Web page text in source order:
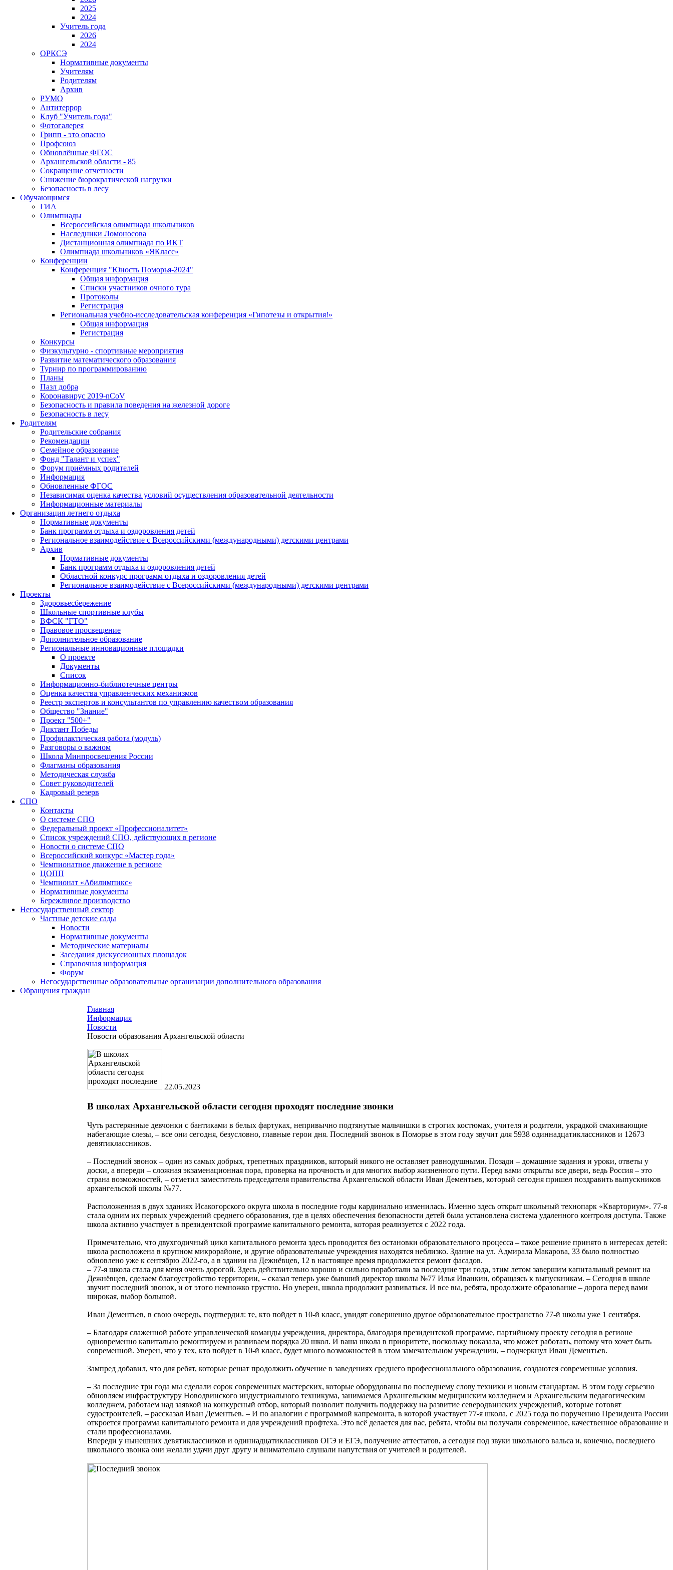
2025
2024
Учитель года
2026
2024
ОРКСЭ
Нормативные документы
Учителям
Родителям
Архив
РУМО
Антитеррор
Клуб "Учитель года"
Фотогалерея
Грипп - это опасно
Профсоюз
Обновлённые ФГОС
Архангельской области - 85
Сокращение отчетности
Снижение бюрократической нагрузки
Безопасность в лесу
Обучающимся
ГИА
Олимпиады
Всероссийская олимпиада школьников
Наследники Ломоносова
Дистанционная олимпиада по ИКТ
Олимпиада школьников «ЯКласс»
Конференции
Конференция "Юность Поморья-2024"
Общая информация
Списки участников очного тура
Протоколы
Регистрация
Региональная учебно-исследовательская конференция «Гипотезы и открытия!»
Общая информация
Регистрация
Конкурсы
Физкультурно - спортивные мероприятия
Развитие математического образования
Турнир по программированию
Планы
Пазл добра
Коронавирус 2019-nCoV
Безопасность и правила поведения на железной дороге
Безопасность в лесу
Родителям
Родительские собрания
Рекомендации
Семейное образование
Фонд "Талант и успех"
Форум приёмных родителей
Информация
Обновленные ФГОС
Независимая оценка качества условий осуществления образовательной деятельности
Информационные материалы
Организация летнего отдыха
Нормативные документы
Банк программ отдыха и оздоровления детей
Региональное взаимодействие с Всероссийскими (международными) детскими центрами
Архив
Нормативные документы
Банк программ отдыха и оздоровления детей
Областной конкурс программ отдыха и оздоровления детей
Региональное взаимодействие с Всероссийскими (международными) детскими центрами
Проекты
Здоровьесбережение
Школьные спортивные клубы
ВФСК "ГТО"
Правовое просвещение
Дополнительное образование
Региональные инновационные площадки
О проекте
Документы
Список
Информационно-библиотечные центры
Оценка качества управленческих механизмов
Реестр экспертов и консультантов по управлению качеством образования
Общество "Знание"
Проект "500+"
Диктант Победы
Профилактическая работа (модуль)
Разговоры о важном
Школа Минпросвещения России
Флагманы образования
Методическая служба
Совет руководителей
Кадровый резерв
СПО
Контакты
О системе СПО
Федеральный проект «Профессионалитет»
Список учреждений СПО, действующих в регионе
Новости о системе СПО
Всероссийский конкурс «Мастер года»
Чемпионатное движение в регионе
ЦОПП
Чемпионат «Абилимпикс»
Нормативные документы
Бережливое производство
Негосударственный сектор
Частные детские сады
Новости
Нормативные документы
Методические материалы
Заседания дискуссионных площадок
Справочная информация
Форум
Негосударственные образовательные организации дополнительного образования
Обращения граждан
Главная
Информация
Новости
Новости образования Архангельской области
22.05.2023
В школах Архангельской области сегодня проходят последние звонки
Чуть растерянные девчонки с бантиками в белых фартуках, непривычно подтянутые мальчишки в строгих костюмах, учителя и родители, украдкой смахивающие
набегающие слезы, – все они сегодня, безусловно, главные герои дня. Последний звонок в Поморье в этом году звучит для 5938 одиннадцатиклассников и 12673
девятиклассников.
– Последний звонок – один из самых добрых, трепетных праздников, который никого не оставляет равнодушными. Позади – домашние задания и уроки, ответы у
доски, а впереди – сложная экзаменационная пора, проверка на прочность и для многих выбор жизненного пути. Перед вами открыты все двери, ведь Россия – это
страна возможностей, – отметил заместитель председателя правительства Архангельской области Иван Дементьев, который сегодня пришел поздравить выпускников
архангельской школы №77.
Расположенная в двух зданиях Исакогорского округа школа в последние годы кардинально изменилась. Именно здесь открыт школьный технопарк «Кварториум». 77-я
стала одним их первых учреждений среднего образования, где в целях обеспечения безопасности детей была установлена система удаленного контроля доступа. Также
школа активно участвует в президентской программе капитального ремонта, которая реализуется с 2022 года.
Примечательно, что двухгодичный цикл капитального ремонта здесь проводится без остановки образовательного процесса – такое решение принято в интересах детей:
школа расположена в крупном микрорайоне, и другие образовательные учреждения находятся неблизко. Здание на ул. Адмирала Макарова, 33 было полностью
обновлено уже к сентябрю 2022-го, а в здании на Дежнёвцев, 12 в настоящее время продолжается ремонт фасадов.
– 77-я школа стала для меня очень дорогой. Здесь действительно хорошо и сильно поработали за последние три года, этим летом завершим капитальный ремонт на
Дежнёвцев, сделаем благоустройство территории, – сказал теперь уже бывший директор школы №77 Илья Иванкин, обращаясь к выпускникам. – Сегодня в школе
звучит последний звонок, и от этого немножко грустно. Но уверен, школа продолжит развиваться. И все вы, ребята, продолжите образование – дорога перед вами
широкая, выбор большой.
Иван Дементьев, в свою очередь, подтвердил: те, кто пойдет в 10-й класс, увидят совершенно другое образовательное пространство 77-й школы уже 1 сентября.
– Благодаря слаженной работе управленческой команды учреждения, директора, благодаря президентской программе, партийному проекту сегодня в регионе
одновременно капитально ремонтируем и развиваем порядка 20 школ. И ваша школа в приоритете, поскольку показала, что может работать, потому что хочет быть
современной. Уверен, что у тех, кто пойдет в 10-й класс, будет много возможностей в этом замечательном учреждении, – подчеркнул Иван Дементьев.
Зампред добавил, что для ребят, которые решат продолжить обучение в заведениях среднего профессионального образования, создаются современные условия.
– За последние три года мы сделали сорок современных мастерских, которые оборудованы по последнему слову техники и новым стандартам. В этом году серьезно
обновляем инфраструктуру Новодвинского индустриального техникума, занимаемся Архангельским медицинским колледжем и Архангельским педагогическим
колледжем, работаем над заявкой на конкурсный отбор, который позволит получить поддержку на развитие северодвинских учреждений, которые готовят
судостроителей, – рассказал Иван Дементьев. – И по аналогии с программой капремонта, в которой участвует 77-я школа, с 2025 года по поручению Президента России
откроется программа капитального ремонта и для учреждений профтеха. Это всё делается для вас, ребята, чтобы вы получали современное, качественное образование и
стали профессионалами.
Впереди у нынешних девятиклассников и одиннадцатиклассников ОГЭ и ЕГЭ, получение аттестатов, а сегодня под звуки школьного вальса и, конечно, последнего
школьного звонка они желали удачи друг другу и внимательно слушали напутствия от учителей и родителей.